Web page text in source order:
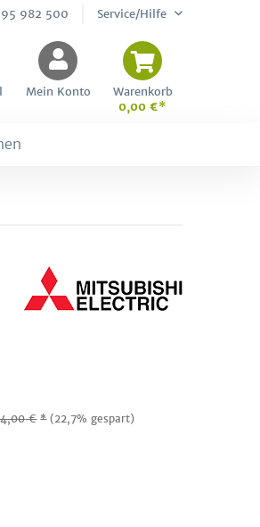
982 500 Service/Hilfe
Mein Konto
Warenkorb
0,00 €*
€ * (22,7% gespart)